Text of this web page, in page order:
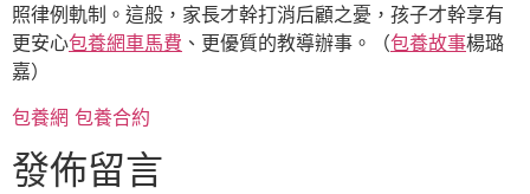
照律例軌制。這般，家長才幹打消后顧之憂，孩子才幹享有
更安心包養網車馬費 、更優質的教導辦事。（包養故事楊璐
嘉）
包養網 包養合約
發佈留言